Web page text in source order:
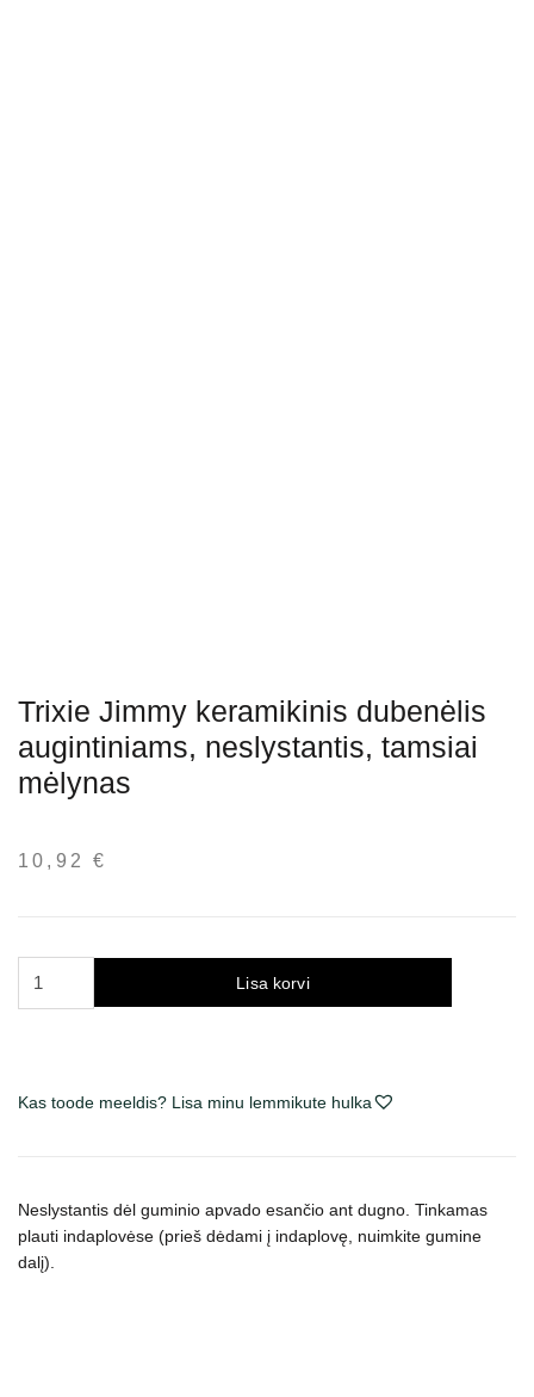
Trixie Jimmy keramikinis dubenėlis
augintiniams, neslystantis, tamsiai
mėlynas
10,92€
neslystantis,
kogus
Lisa korvi
Kas toode meeldis? Lisa minu lemmikute hulka
Neslystantis dėl guminio apvado esančio ant dugno. Tinkamas
plauti indaplovėse (prieš dėdami į indaplovę, nuimkite gumine
dalį).